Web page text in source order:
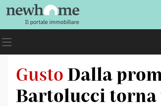
Gusto Dalla
Bartolucci torna